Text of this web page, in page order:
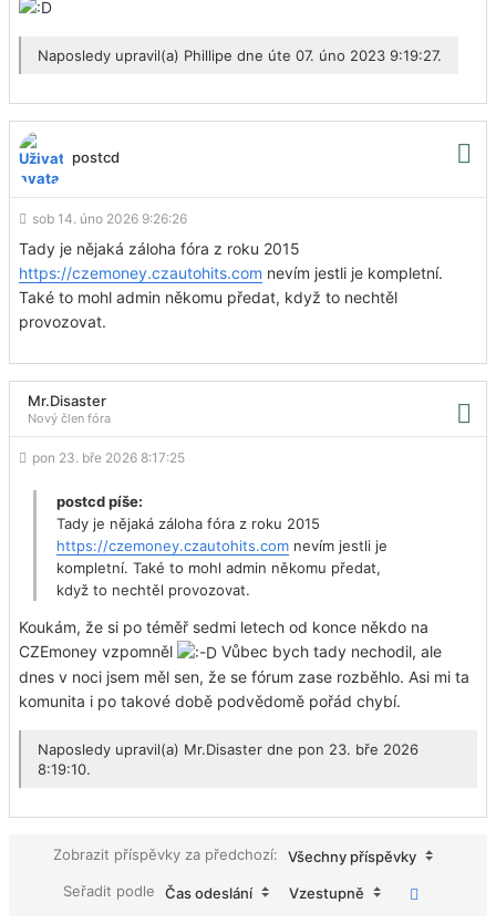
Naposledy upravil(a) Phillipe dne úte 07. úno 2023 9:19:27.
postcd
sob 14. úno 2026 9:26:26
Tady je nějaká záloha fóra z roku 2015
https://czemoney.czautohits.com nevím jestli je kompletní.
Také to mohl admin někomu předat, když to nechtěl
provozovat.
Mr.Disaster
Nový člen fóra
pon 23. bře 2026 8:17:25
postcd píše:
Tady je nějaká záloha fóra z roku 2015
https://czemoney.czautohits.com nevím jestli je
kompletní. Také to mohl admin někomu předat,
když to nechtěl provozovat.
Koukám, že si po téměř sedmi letech od konce někdo na
CZEmoney vzpomněl
Vůbec bych tady nechodil, ale
dnes v noci jsem měl sen, že se fórum zase rozběhlo. Asi mi ta
komunita i po takové době podvědomě pořád chybí.
Naposledy upravil(a) Mr.Disaster dne pon 23. bře 2026
8:19:10.
Zobrazit příspěvky za předchozí:
Všechny příspěvky
Seřadit podle
Čas odeslání Vzestupně